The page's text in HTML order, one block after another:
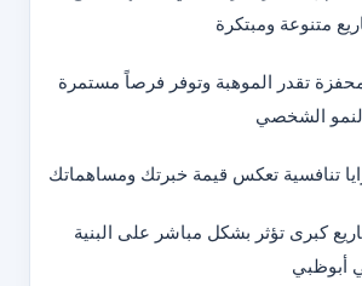
متنوعة ومبتكرة
تقدر الموهبة وتوفر فرصاً مستمرة
الشخصي
تنافسية تعكس قيمة خبرتك ومساهماتك
كبرى تؤثر بشكل مباشر على البنية
أبوظبي